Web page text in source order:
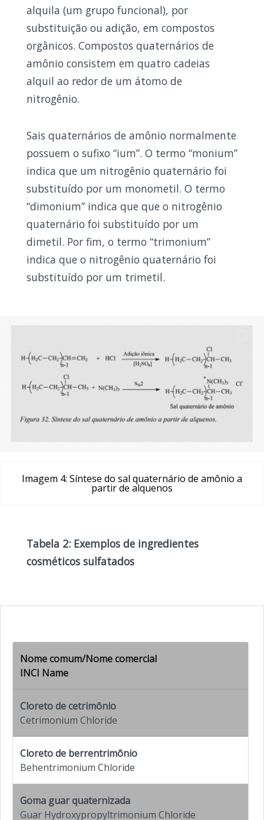
alquila (um grupo funcional), por
substituição ou adição, em compostos
orgânicos. Compostos quaternários de
amônio consistem em quatro cadeias
alquil ao redor de um átomo de
nitrogênio.
Sais quaternários de amônio normalmente
possuem o sufixo “ium”. O termo “monium”
indica que um nitrogênio quaternário foi
substituído por um monometil. O termo
“dimonium” indica que que o nitrogênio
quaternário foi substituído por um
dimetil. Por fim, o termo “trimonium”
indica que o nitrogênio quaternário foi
substituído por um trimetil.
Imagem 4: Síntese do sal quaternário de amônio a
partir de alquenos
Tabela 2: Exemplos de ingredientes
cosméticos sulfatados
Nome comum/Nome comercial
INCI Name
Cloreto de cetrimônio
Cetrimonium Chloride
Cloreto de berrentrimônio
Behentrimonium Chloride
Goma guar quaternizada
Guar Hydroxypropyltrimonium Chloride